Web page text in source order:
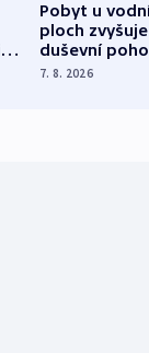
Pobyt u
ploch zvyšuje
duševní
ukázala
7. 8. 2026